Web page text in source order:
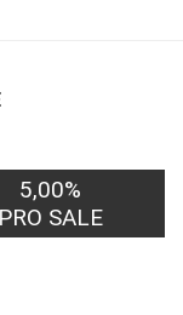
5,00%
PRO SALE